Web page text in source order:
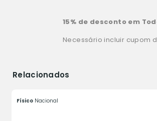
15% de desconto em
Necessário incluir cupom
Relacionados
Físico Nacional